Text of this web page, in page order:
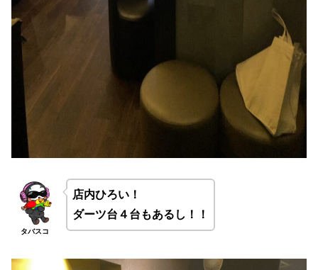
タバスコ
店内ひろい！
ダーツ台４台もあるし！！